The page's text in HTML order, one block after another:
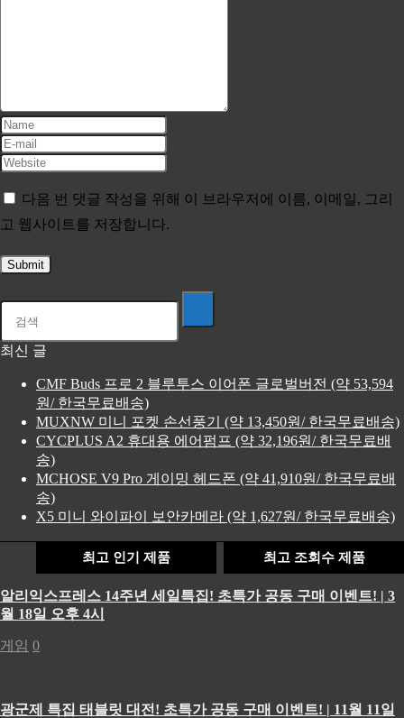
다음 번 댓글 작성을 위해 이 브라우저에 이름, 이메일, 그리
고 웹사이트를 저장합니다.
최신 글
CMF Buds 프로 2 블루투스 이어폰 글로벌버전 (약 53,594
원/ 한국무료배송)
MUXNW 미니 포켓 손선풍기 (약 13,450원/ 한국무료배송)
CYCPLUS A2 휴대용 에어펌프 (약 32,196원/ 한국무료배
송)
MCHOSE V9 Pro 게이밍 헤드폰 (약 41,910원/ 한국무료배
송)
X5 미니 와이파이 보안카메라 (약 1,627원/ 한국무료배송)
최고 인기 제품 최고 조회수 제품
알리익스프레스 14주년 세일특집! 초특가 공동 구매 이벤트! | 3
월 18일 오후 4시
게임 0
광군제 특집 태블릿 대전! 초특가 공동 구매 이벤트! | 11월 11일